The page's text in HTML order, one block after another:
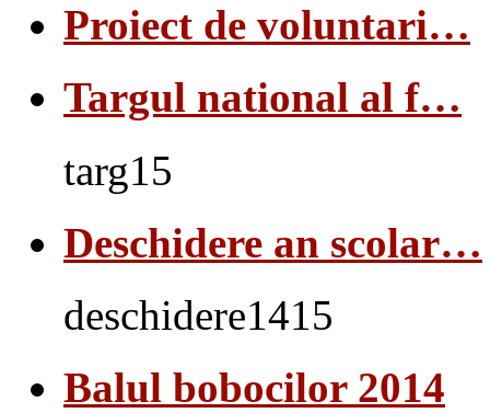
Proiect de voluntari…
Targul national al f…
targ15
Deschidere an scolar…
deschidere1415
Balul bobocilor 2014